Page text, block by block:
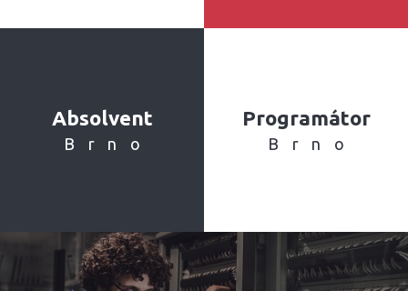
Absolvent
Brno
Programátor
Brno